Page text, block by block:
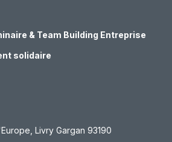
& Team Building Entreprise
solidaire
Livry Gargan 93190